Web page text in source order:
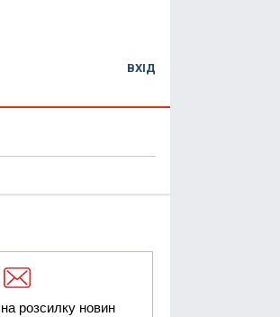
ВХІД
розсилку новин